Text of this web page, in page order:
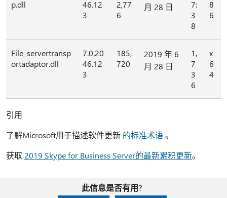
p.dll
46.12
3
2,77
6
月 28 日
7:
3
8
8
6
File_servertransp
ortadaptor.dll
7.0.20
46.12
3
185,
720
2019 年 6
月 28 日
1,
7
3
6
x
6
4
引用
了解Microsoft用于描述软件更新 的标准术语。
获取 2019 Skype for Business Server的最新累积更新。
此信息是否有用?